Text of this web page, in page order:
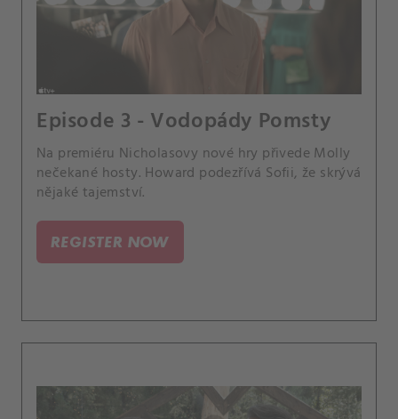
Episode 3 - Vodopády Pomsty
Na premiéru Nicholasovy nové hry přivede Molly
nečekané hosty. Howard podezřívá Sofii, že skrývá
nějaké tajemství.
REGISTER NOW